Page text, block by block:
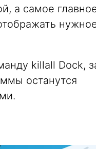
а самое
killall Dock,
останутся